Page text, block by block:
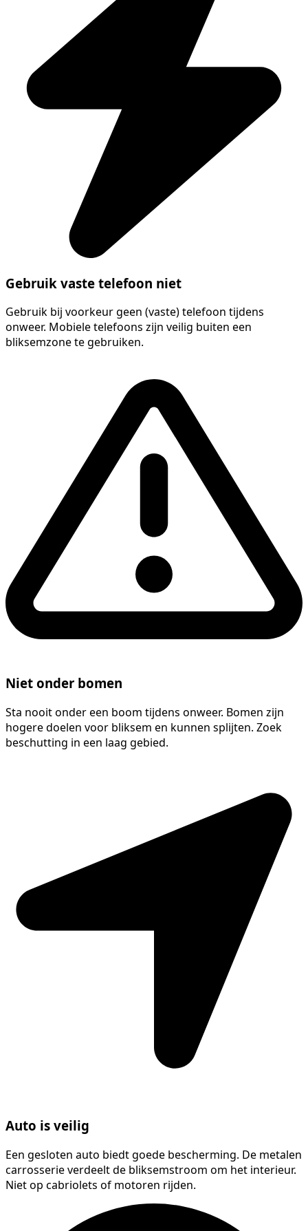
Gebruik vaste telefoon niet
Gebruik bij voorkeur geen (vaste) telefoon tijdens
onweer. Mobiele telefoons zijn veilig buiten een
bliksemzone te gebruiken.
Niet onder bomen
Sta nooit onder een boom tijdens onweer. Bomen zijn
hogere doelen voor bliksem en kunnen splijten. Zoek
beschutting in een laag gebied.
Auto is veilig
Een gesloten auto biedt goede bescherming. De metalen
carrosserie verdeelt de bliksemstroom om het interieur.
Niet op cabriolets of motoren rijden.